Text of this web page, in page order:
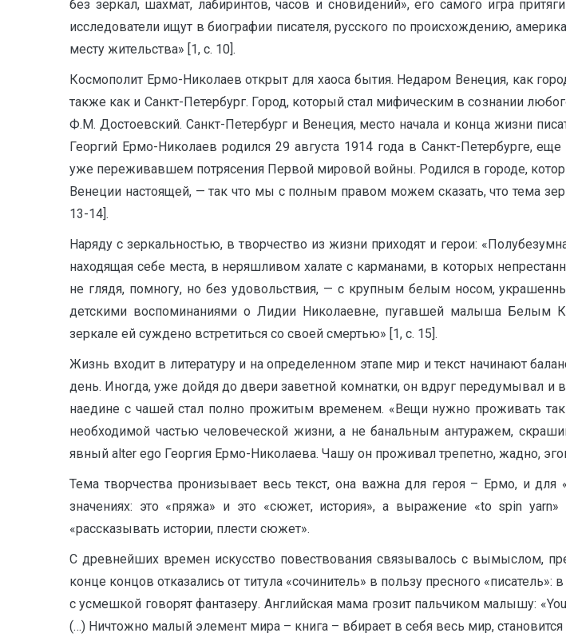
без зеркал, шахмат, лабиринтов, часов и сновидений», его самого игра
исследователи ищут в биографии писателя, русского по происхождению,
месту жительства» [1, с. 10].
Космополит Ермо-Николаев открыт для хаоса бытия. Недаром Венеция, как
также как и Санкт-Петербург. Город, который стал мифическим в сознании
Ф.М. Достоевский. Санкт-Петербург и Венеция, место начала и конца жизни
Георгий Ермо-Николаев родился 29 августа 1914 года в Санкт-Петербурге,
уже переживавшем потрясения Первой мировой войны. Родился в городе,
Венеции настоящей, — так что мы с полным правом можем сказать, что тема
13-14].
Наряду с зеркальностью, в творчество из жизни приходят и герои:
находящая себе места, в неряшливом халате с карманами, в которых
не глядя, помногу, но без удовольствия, — с крупным белым носом,
детскими воспоминаниями о Лидии Николаевне, пугавшей малыша Белым
зеркале ей суждено встретиться со своей смертью» [1, с. 15].
Жизнь входит в литературу и на определенном этапе мир и текст начинают
день. Иногда, уже дойдя до двери заветной комнатки, он вдруг передумывал и
наедине с чашей стал полно прожитым временем. «Вещи нужно проживать
необходимой частью человеческой жизни, а не банальным антуражем,
явный alter ego Георгия Ермо-Николаева. Чашу он проживал трепетно, жадно,
Тема творчества пронизывает весь текст, она важна для героя – Ермо, и
значениях: это «пряжа» и это «сюжет, история», а выражение «to spin
«рассказывать истории, плести сюжет».
С древнейших времен искусство повествования связывалось с вымыслом,
конце концов отказались от титула «сочинитель» в пользу пресного
с усмешкой говорят фантазеру. Английская мама грозит пальчиком малышу:
(…) Ничтожно малый элемент мира – книга – вбирает в себя весь мир,